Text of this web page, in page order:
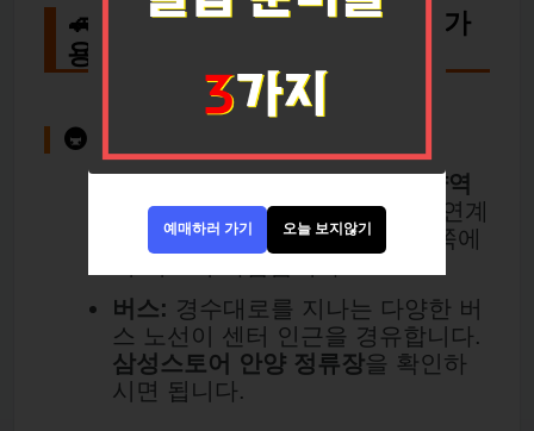
🚗 찾아오시는 길 상세 안내 (자가
용 & 대중교통)
🚇 대중교통 이용 시
지하철: 1호선 명학역또는안양역
에서 하차 후 도보 또는 버스로 연계
하여 접근 가능합니다. 명학역 쪽에
버스: 경수대로를 지나는 다양한 버
스 노선이 센터 인근을 경유합니다.
삼성스토어 안양 정류장을 확인하
시면 됩니다.
예매하러 가기 오늘 보지않기